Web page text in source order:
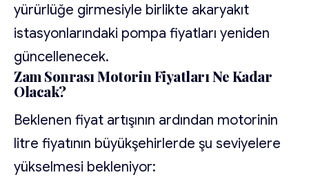
yürürlüğe girmesiyle birlikte akaryakıt
istasyonlarındaki pompa fiyatları yeniden
güncellenecek.
Zam Sonrası Motorin Fiyatları Ne Kadar
Olacak?
Beklenen fiyat artışının ardından motorinin
litre fiyatının büyükşehirlerde şu seviyelere
yükselmesi bekleniyor: